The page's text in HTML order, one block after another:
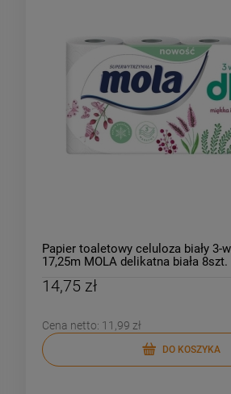
Papier toaletowy celuloza biały 3-
17,25m MOLA delikatna biała 8szt.
14,75 zł
Cena netto: 11,99 zł
DO KOSZYKA